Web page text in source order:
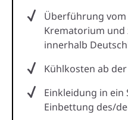
Überführung
Krematorium
innerhalb
Kühlkosten ab
Einkleidung in
Einbettung des/